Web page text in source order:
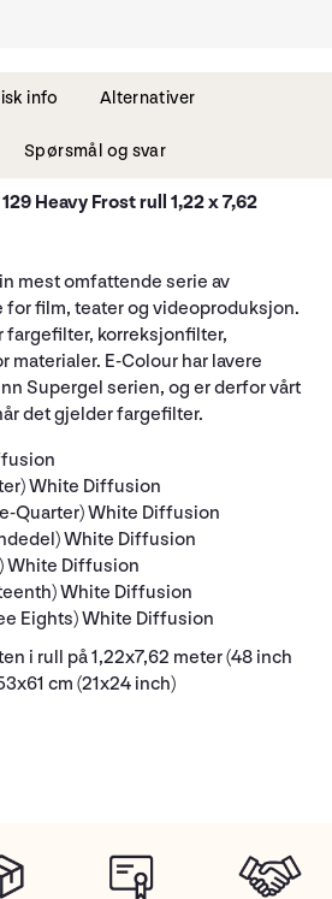
info Alternativer
Spørsmål og svar
Heavy Frost rull 1,22 x 7,62
mest omfattende serie av
film, teater og videoproduksjon.
fargefilter, korreksjonfilter,
E-Colour har lavere
Supergel serien, og er derfor vårt
det gjelder fargefilter.
White Diffusion
Quarter) White Diffusion
White Diffusion
White Diffusion
White Diffusion
Eights) White Diffusion
i rull på 1,22x7,62 meter (48 inch
cm (21x24 inch)